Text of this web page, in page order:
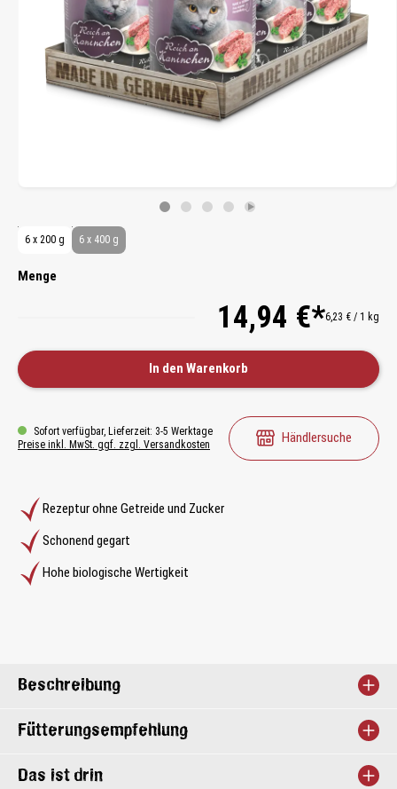
Rezeptur ohne Getreide und Zucker
Schonend gegart
Hohe biologische Wertigkeit
6 x 200 g 6 x 400 g
Menge
14,94 €*6,23 € / 1 kg
In den Warenkorb
Sofort verfügbar, Lieferzeit: 3-5 Werktage
Preise inkl. MwSt. ggf. zzgl. Versandkosten
Händlersuche
Beschreibung
Fütterungsempfehlung
Das ist drin